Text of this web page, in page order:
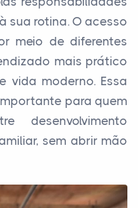
sua rotina. O acesso
meio de diferentes
mais prático
vida moderno. Essa
para quem
desenvolvimento
sem abrir mão